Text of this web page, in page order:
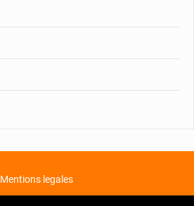
Mentions legales